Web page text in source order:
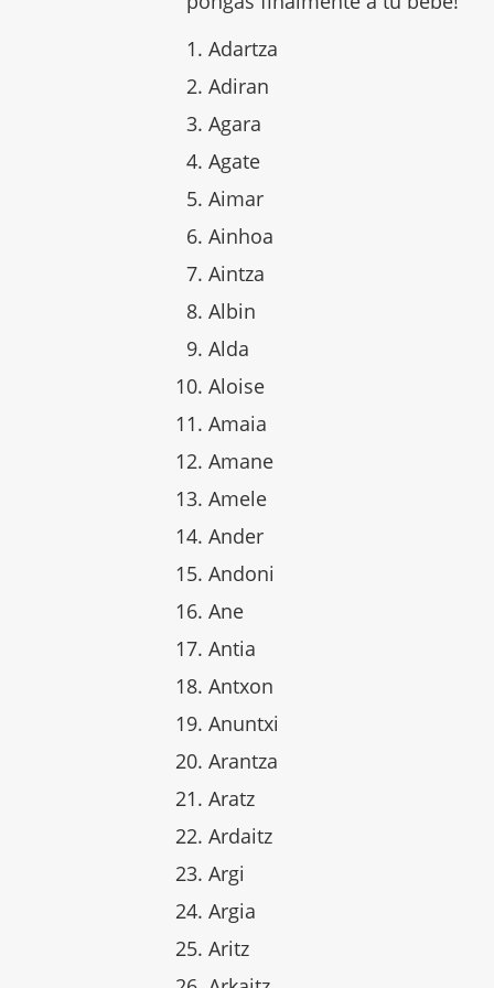
Adartza
Adiran
Agara
Agate
Aimar
Ainhoa
Aintza
Albin
Alda
Aloise
Amaia
Amane
Amele
Ander
Andoni
Ane
Antia
Antxon
Anuntxi
Arantza
Aratz
Ardaitz
Argi
Argia
Aritz